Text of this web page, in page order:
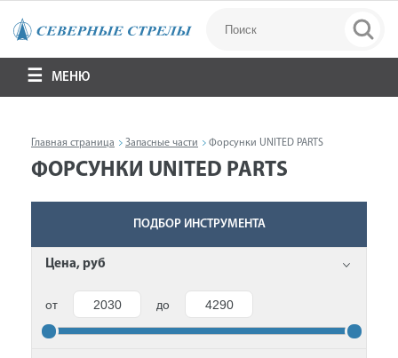
МЕНЮ
Главная страница Запасные части Форсунки UNITED PARTS
ФОРСУНКИ UNITED PARTS
ПОДБОР ИНСТРУМЕНТА
Цена, руб
от до